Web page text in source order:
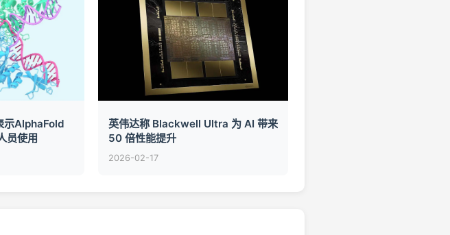
示AlphaFold
员使用
英伟达称 Blackwell Ultra 为 AI 带来
50 倍性能提升
2026-02-17